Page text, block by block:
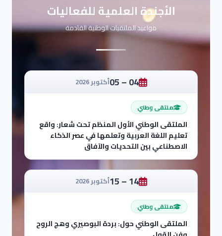
الأجندة العلمية للفعاليات
مواعيد الملتقيات الوطنية القادمة
04 – 05 أكتوبر 2026
ملتقى وطني
الملتقى الوطني الأول المنظم تحت شعار: واقع
تعليم اللغة العربية وتعلمها في عصر الذكاء
الاصطناعي بين التحديات والآفاق
14 – 15 أكتوبر 2026
ملتقى وطني
الملتقى الوطني حول: بردة البوصيري وهج الروح